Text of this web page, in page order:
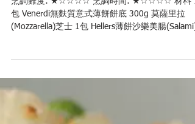
烹調難度: ★☆☆☆☆ 烹調時間: ★☆☆☆☆ 材料 1
包 Venerdi無麩質意式薄餅餅底 300g 莫薩里拉